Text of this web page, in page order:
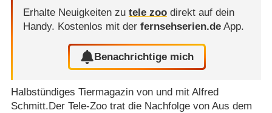
Erhalte Neuigkeiten zu tele zoodirekt auf dein
Handy. Kostenlos mit der fernsehserien.deApp.
Benachrichtige mich
Halbstündiges Tiermagazin von und mit Alfred
Schmitt.Der Tele-Zoo trat die Nachfolge von Aus dem